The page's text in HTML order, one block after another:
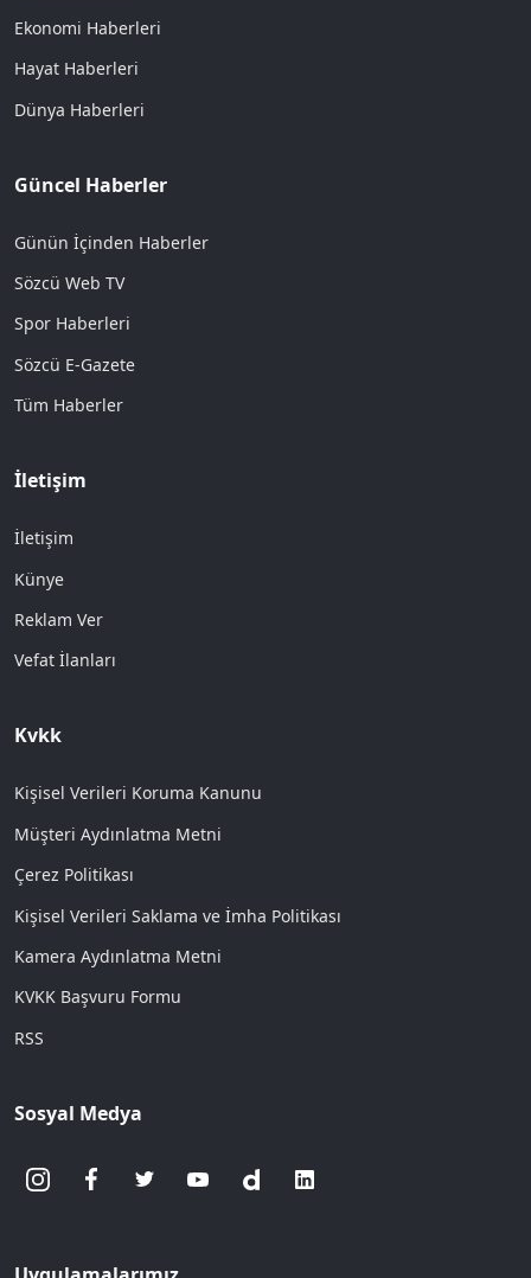
Ekonomi Haberleri
Hayat Haberleri
Dünya Haberleri
Güncel Haberler
Günün İçinden Haberler
Sözcü Web TV
Spor Haberleri
Sözcü E-Gazete
Tüm Haberler
İletişim
İletişim
Künye
Reklam Ver
Vefat İlanları
Kvkk
Kişisel Verileri Koruma Kanunu
Müşteri Aydınlatma Metni
Çerez Politikası
Kişisel Verileri Saklama ve İmha Politikası
Kamera Aydınlatma Metni
KVKK Başvuru Formu
RSS
Sosyal Medya